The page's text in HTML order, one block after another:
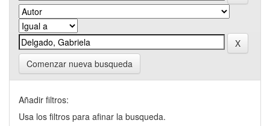
Comenzar nueva busqueda
Añadir filtros:
Usa los filtros para afinar la busqueda.